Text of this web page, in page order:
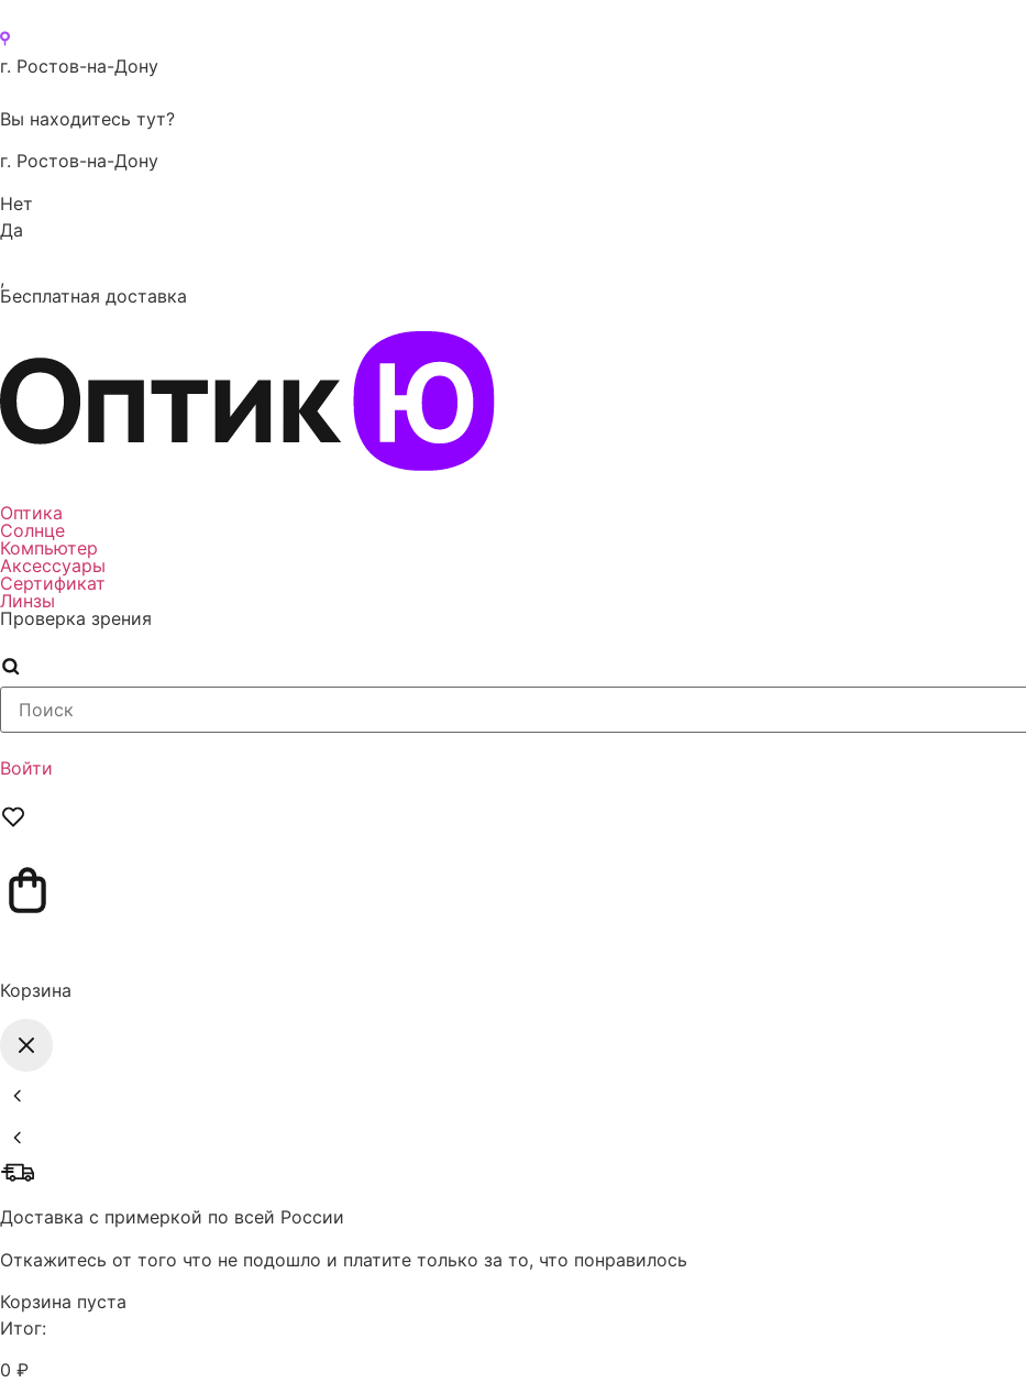
г. Ростов-на-Дону
Вы находитесь тут?
г. Ростов-на-Дону
Нет
Да
,
Бесплатная доставка
Оптика
Солнце
Компьютер
Аксессуары
Сертификат
Линзы
Проверка зрения
Войти
Корзина
Доставка с примеркой по всей России
Откажитесь от того что не подошло и платите только за то, что понравилось
Корзина пуста
Итог:
0 ₽